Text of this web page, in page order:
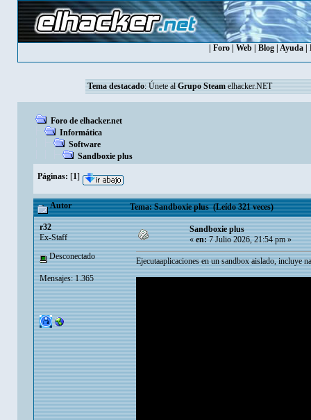
Foro Web Blog Ayuda
Tema destacado: Únete al Grupo Steamelhacker.NET
Foro de elhacker.net
Informática
Software
Sandboxie plus
Páginas: [1]
Autor Tema: Sandboxie plus (Leído 321 veces)
r32
Ex-Staff
Desconectado
Mensajes: 1.365
Sandboxie plus
«en:7 Julio 2026, 21:54 pm »
Ejecutaaplicaciones en un sandbox aislado, incluye